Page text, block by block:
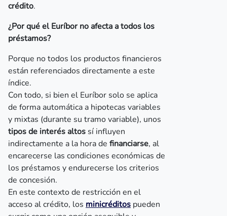
crédito.
¿Por qué el Euríbor no afecta a todos los
préstamos?
Porque no todos los productos financieros
están referenciados directamente a este
índice.
Con todo, si bien el Euríbor solo se aplica
de forma automática a hipotecas variables
y mixtas (durante su tramo variable), unos
tipos de interés altos sí influyen
indirectamente a la hora de financiarse, al
encarecerse las condiciones económicas de
los préstamos y endurecerse los criterios
de concesión.
En este contexto de restricción en el
acceso al crédito, los minicréditos pueden